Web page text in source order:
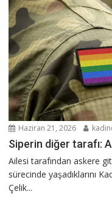
Haziran 21, 2026
Siperin diğer tarafı:
Ailesi tarafından askere
sürecinde yaşadıklarını
Çelik...